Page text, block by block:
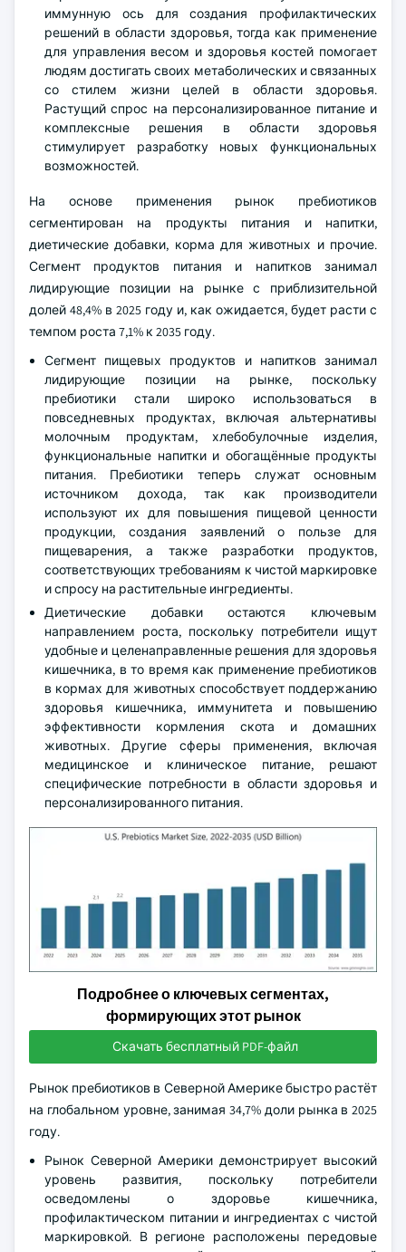
иммунную ось для создания профилактических
решений в области здоровья, тогда как применение
для управления весом и здоровья костей помогает
людям достигать своих метаболических и связанных
со стилем жизни целей в области здоровья.
Растущий спрос на персонализированное питание и
комплексные решения в области здоровья
стимулирует разработку новых функциональных
возможностей.
На основе применения рынок пребиотиков
сегментирован на продукты питания и напитки,
диетические добавки, корма для животных и прочие.
Сегмент продуктов питания и напитков занимал
лидирующие позиции на рынке с приблизительной
долей 48,4% в 2025 году и, как ожидается, будет расти с
темпом роста 7,1% к 2035 году.
Сегмент пищевых продуктов и напитков занимал
лидирующие позиции на рынке, поскольку
пребиотики стали широко использоваться в
повседневных продуктах, включая альтернативы
молочным продуктам, хлебобулочные изделия,
функциональные напитки и обогащённые продукты
питания. Пребиотики теперь служат основным
источником дохода, так как производители
используют их для повышения пищевой ценности
продукции, создания заявлений о пользе для
пищеварения, а также разработки продуктов,
соответствующих требованиям к чистой маркировке
и спросу на растительные ингредиенты.
Диетические добавки остаются ключевым
направлением роста, поскольку потребители ищут
удобные и целенаправленные решения для здоровья
кишечника, в то время как применение пребиотиков
в кормах для животных способствует поддержанию
здоровья кишечника, иммунитета и повышению
эффективности кормления скота и домашних
животных. Другие сферы применения, включая
медицинское и клиническое питание, решают
специфические потребности в области здоровья и
персонализированного питания.
Подробнее о ключевых сегментах,
формирующих этот рынок
Скачать бесплатный PDF-файл
Рынок пребиотиков в Северной Америке быстро растёт
на глобальном уровне, занимая 34,7% доли рынка в 2025
году.
Рынок Северной Америки демонстрирует высокий
уровень развития, поскольку потребители
осведомлены о здоровье кишечника,
профилактическом питании и ингредиентах с чистой
маркировкой. В регионе расположены передовые